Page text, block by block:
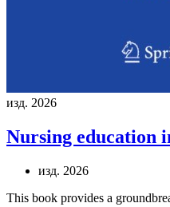
изд. 2026
Nursing education
изд. 2026
This book provides a